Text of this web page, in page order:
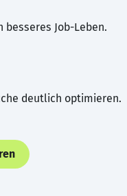
Job-Leben.
deutlich optimieren.